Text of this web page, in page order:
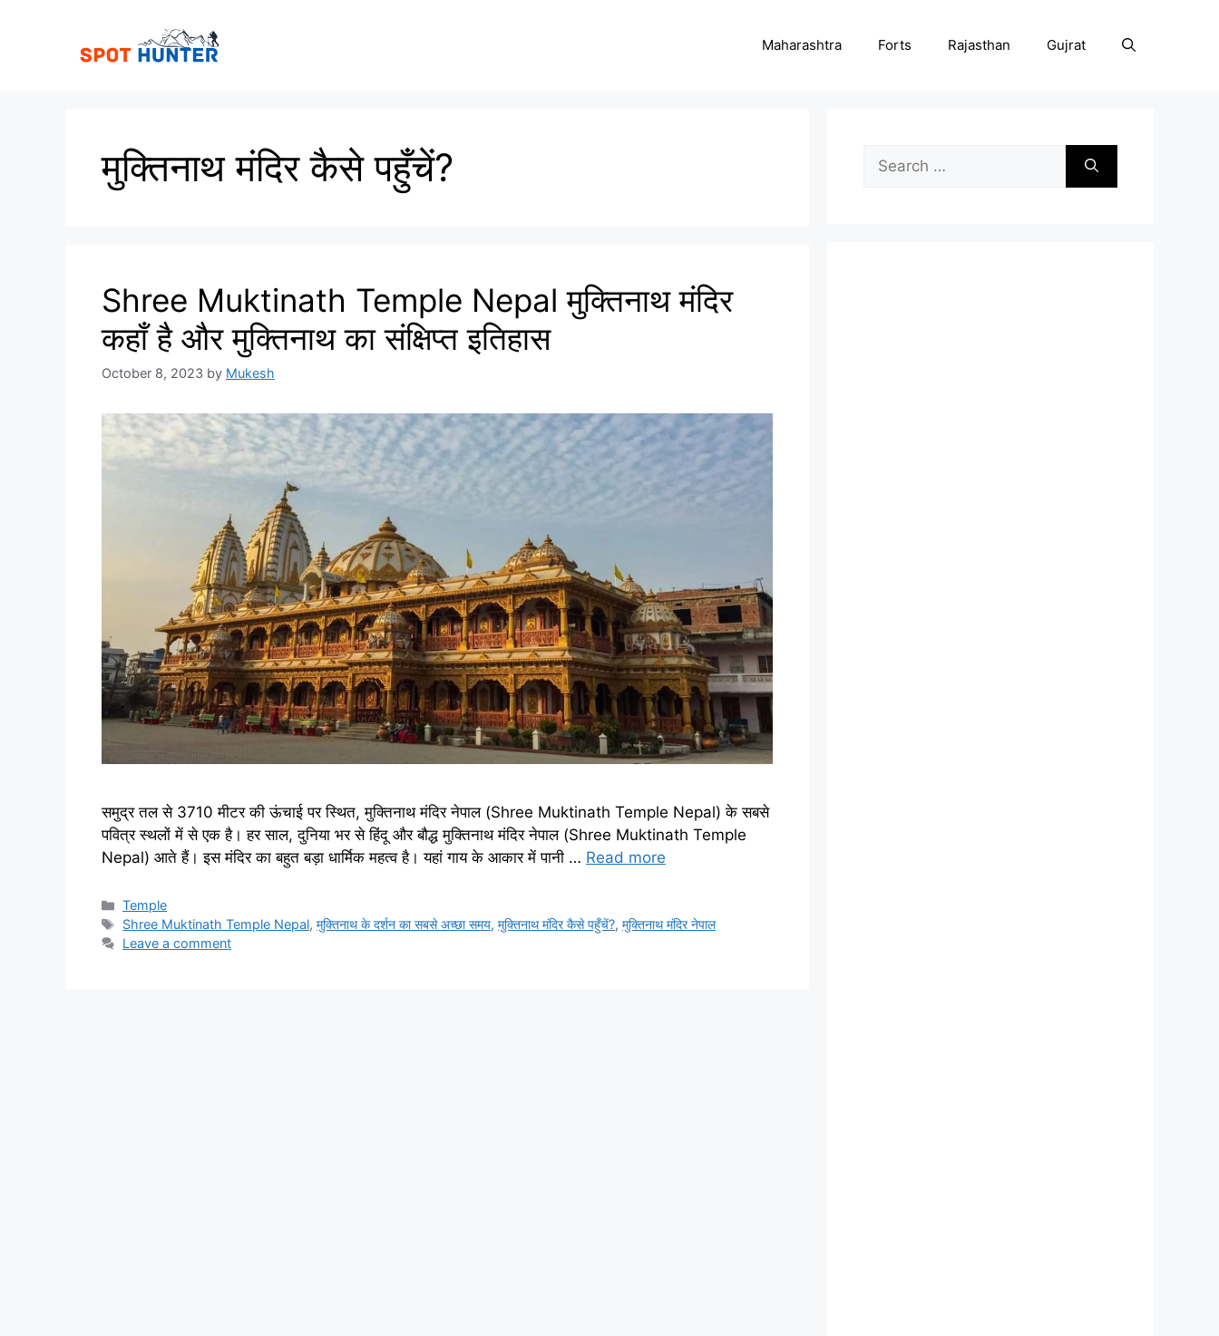
Maharashtra Forts Rajasthan Gujrat
मुक्तिनाथ मंदिर कैसे पहुँचें?
Shree Muktinath Temple Nepal मुक्तिनाथ मंदिर
कहाँ है और मुक्तिनाथ का संक्षिप्त इतिहास
October 8, 2023 by Mukesh
समुद्र तल से 3710 मीटर की ऊंचाई पर स्थित, मुक्तिनाथ मंदिर नेपाल (Shree Muktinath Temple Nepal) के सबसे
पवित्र स्थलों में से एक है। हर साल, दुनिया भर से हिंदू और बौद्ध मुक्तिनाथ मंदिर नेपाल (Shree Muktinath Temple
Nepal) आते हैं। इस मंदिर का बहुत बड़ा धार्मिक महत्व है। यहां गाय के आकार में पानी … Read more
Categories
Temple
Tags
Shree Muktinath Temple Nepal,मुक्तिनाथ के दर्शन का सबसे अच्छा समय,मुक्तिनाथ मंदिर कैसे पहुँचें?,मुक्तिनाथ मंदिर नेपाल
Leave a comment
Search
for: